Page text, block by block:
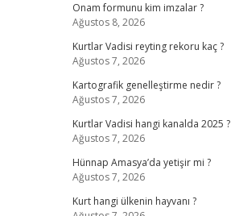
Onam formunu kim imzalar ?
Ağustos 8, 2026
Kurtlar Vadisi reyting rekoru kaç ?
Ağustos 7, 2026
Kartografik genelleştirme nedir ?
Ağustos 7, 2026
Kurtlar Vadisi hangi kanalda 2025 ?
Ağustos 7, 2026
Hünnap Amasya’da yetişir mi ?
Ağustos 7, 2026
Kurt hangi ülkenin hayvanı ?